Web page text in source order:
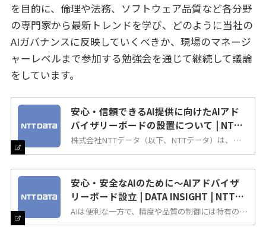
を目的に、倫理や法務、ソフトウェア品質など各分野
の専門家から最新トレンドを学び、どのように当社の
AIガバナンスに反映していくべきか、現場のマネージ
ャーレベルまで参加する勉強会を通じて継続して議論
をしています。
安心・信頼できるAI提供に向けたAIアド
バイザリーボードの設置について | NTT
データ
株式会社NTTデータ（以下、NTTデータ）は、お客
るために、AIの研究、開発、運用、利活用に関わる
安心・安全なAIのために～AIアドバイザ
リーボード設立 | DATA INSIGHT | NTTデ
ータ
AIは便利な一方で、精度や品質の制御には特有の課
題があり、想定外の倫理問題などに発展する可能性
がある。安心・信頼できるAIの提供には、実効的な